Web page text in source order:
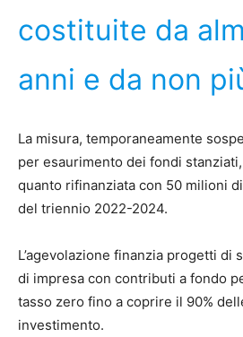
costituite da
anni e da non
La misura, temporaneamente
per esaurimento dei fondi
quanto rifinanziata con 50 milioni
del triennio 2022-2024.
L’agevolazione finanzia progetti di
di impresa con contributi a fondo
tasso zero fino a coprire il 90%
investimento.